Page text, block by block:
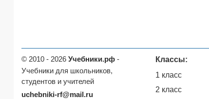
© 2010 - 2026 Учебники.рф -
Учебники для школьников,
студентов и учителей
uchebniki-rf@mail.ru
Классы:
1 класс
2 класс